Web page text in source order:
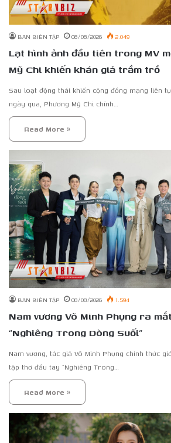
BAN BIÊN TẬP 08/08/2026 2.049
Lạt hình ảnh đầu tiên trong MV
Mỹ Chi khiến khán giả trầm trồ
Sau loạt động thái khiến cộng đồng mạng liên
ngày qua, Phương Mỹ Chi chính…
Read More »
BAN BIÊN TẬP 08/08/2026 1.594
Nam vương Võ Minh Phụng ra
“Nghiêng Trong Dòng Suối”
Nam vương, tác giả Võ Minh Phụng chính thức
tập thơ đầu tay “Nghiêng Trong…
Read More »